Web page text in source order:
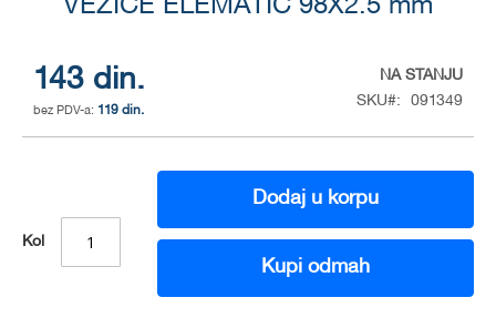
VEZICE ELEMATIC 98X2.5 mm
143 din.
119 din.
NA STANJU
SKU
091349
Kol
Dodaj u korpu
Kupi odmah
of
the
images
gallery